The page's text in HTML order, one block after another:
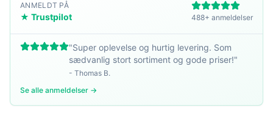
ANMELDT PÅ
★ Trustpilot 488+ anmeldelser
"Super oplevelse og hurtig levering. Som
sædvanlig stort sortiment og gode priser!"
- Thomas B.
Se alle anmeldelser →